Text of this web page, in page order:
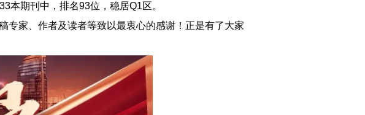
本期刊中，排名93位，稳居Q1区。
专家、作者及读者等致以最衷心的感谢！正是有了大家